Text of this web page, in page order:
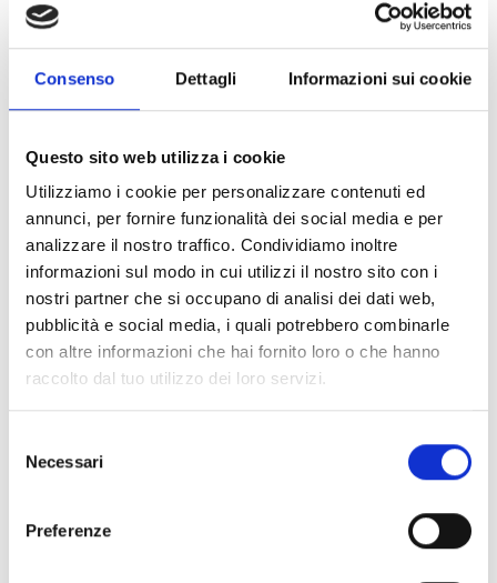
Consenso Dettagli Informazioni sui cookie
Questo sito web utilizza i cookie
Utilizziamo i cookie per personalizzare contenuti ed
annunci, per fornire funzionalità dei social media e per
analizzare il nostro traffico. Condividiamo inoltre
informazioni sul modo in cui utilizzi il nostro sito con i
nostri partner che si occupano di analisi dei dati web,
pubblicità e social media, i quali potrebbero combinarle
con altre informazioni che hai fornito loro o che hanno
raccolto dal tuo utilizzo dei loro servizi.
delNecessari
Preferenze
torna alla lista
IL CONTENUTO VI È STATO UTILE?
Sì
No
Altri link interessanti